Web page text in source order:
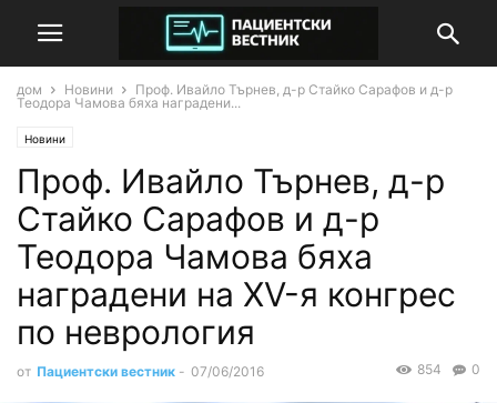
дом Новини
Проф. Ивайло Търнев, д-р Стайко Сарафов и д-р
Теодора Чамова бяха наградени...
Новини
Проф. Ивайло Търнев, д-р
Стайко Сарафов и д-р
Теодора Чамова бяха
наградени на XV-я конгрес
по неврология
от Пациентски вестник - 07/06/2016 0
854